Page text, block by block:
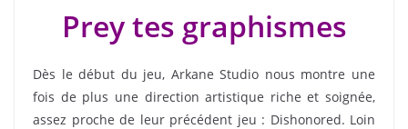
Prey tes graphismes
Dès le début du jeu, Arkane Studio nous montre une
fois de plus une direction artistique riche et soignée,
assez proche de leur précédent jeu : Dishonored. Loin